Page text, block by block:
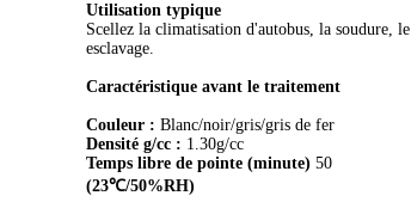
Utilisation typique
Scellez la climatisation d'autobus, la soudure,
esclavage.
Caractéristique avant le traitement
Couleur : Blanc/noir/gris/gris de fer
Densité g/cc : 1.30g/cc
Temps libre de pointe (minute) 50
(23℃/50%RH)